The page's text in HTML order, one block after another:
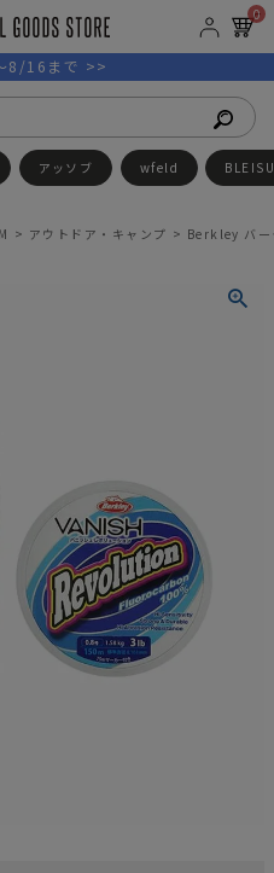
0
8/16まで >>
アッソブ wfeld
アウトドア・キャンプ Berkley バー